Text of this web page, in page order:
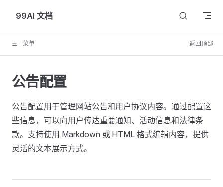
Skip to content
99AI 文档
菜单 返回顶部
公告配置
公告配置用于管理网站公告和用户协议内容。通过配置这
些信息，可以向用户传达重要通知、活动信息和法律条
款。支持使用 Markdown 或 HTML 格式编辑内容，提供
灵活的文本展示方式。